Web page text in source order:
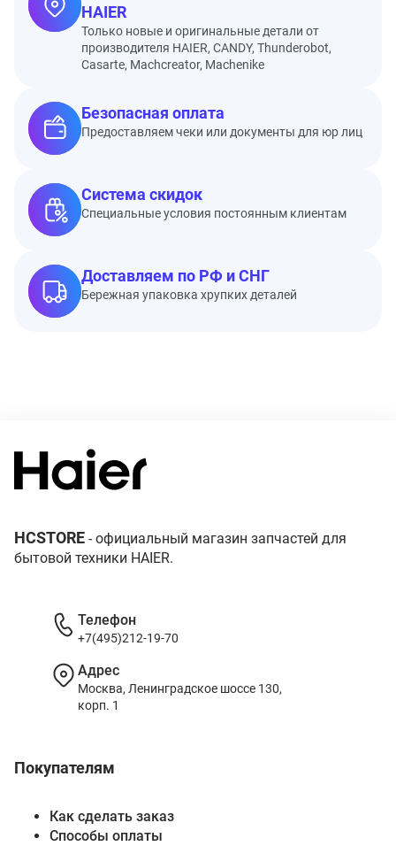
HAIER
Только новые и оригинальные детали от
производителя HAIER, CANDY, Thunderobot,
Casarte, Machcreator, Machenike
Безопасная оплата
Предоставляем чеки или документы для юр лиц
Система скидок
Специальные условия постоянным клиентам
Доставляем по РФ и СНГ
Бережная упаковка хрупких деталей
HCSTORE - официальный магазин запчастей для
бытовой техники HAIER.
Покупателям
Как сделать заказ
Способы оплаты
Телефон
+7(495)212-19-70
Адрес
Москва, Ленинградское шоссе 130,
корп. 1